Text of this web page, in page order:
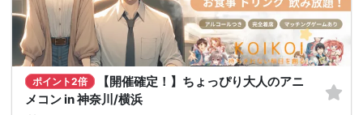
ポイント2倍
【開催確定！】ちょっぴり大人のアニ
メコン in 神奈川/横浜